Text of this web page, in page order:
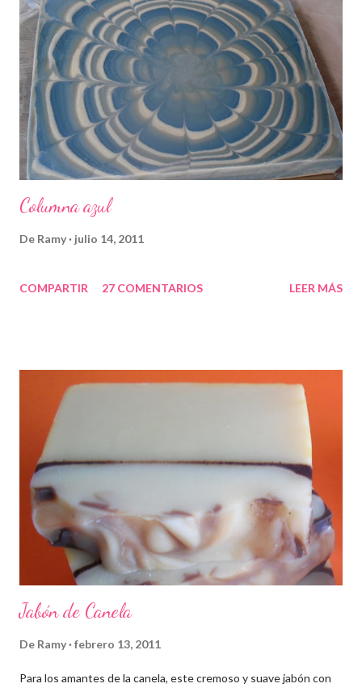
Columna azul
De Ramy julio 14, 2011
COMPARTIR 27 COMENTARIOS LEER MÁS
Jabón de Canela
De Ramy febrero 13, 2011
Para los amantes de la canela, este cremoso y suave jabón con